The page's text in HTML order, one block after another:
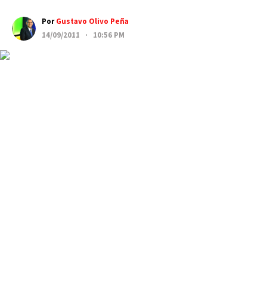
PorGustavo Olivo Peña
14/09/2011 · 10:56 PM